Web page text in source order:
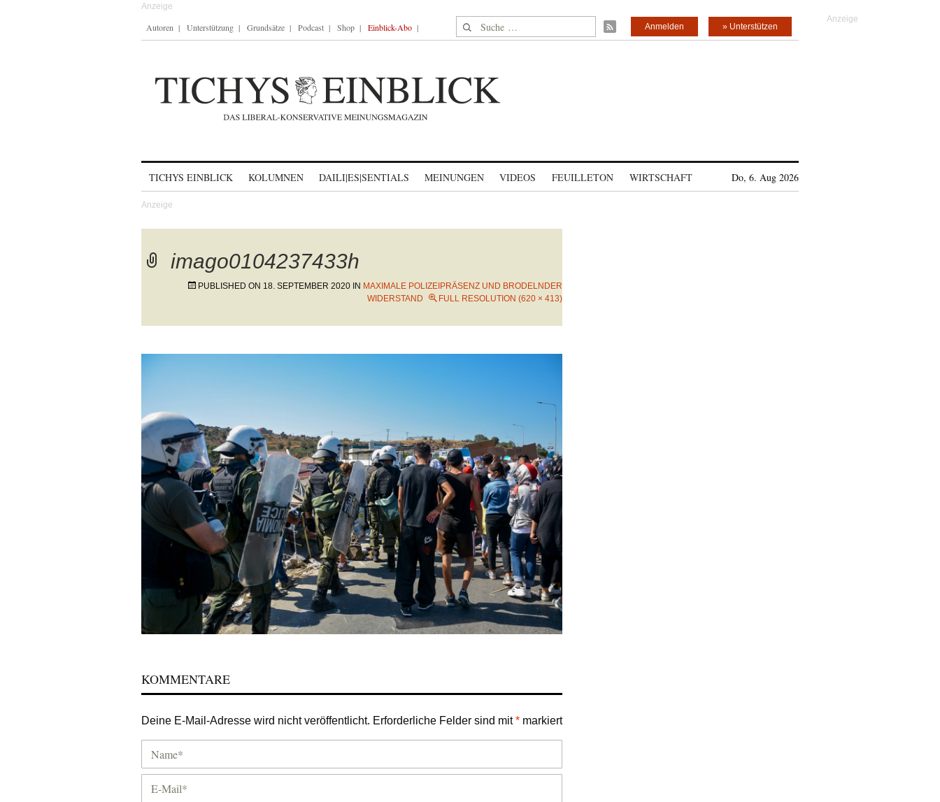
Autoren Unterstützung Grundsätze Podcast Shop Einblick-Abo Suche nach: » Unterstützen
Anmelden
TICHYS EINBLICK KOLUMNEN DAILI|ES|SENTIALS MEINUNGEN VIDEOS FEUILLETON WIRTSCHAFT Do, 6. Aug 2026
imago0104237433h
PUBLISHED ON 18. SEPTEMBER 2020 IN MAXIMALE POLIZEIPRÄSENZ UND BRODELNDER
WIDERSTAND
FULL RESOLUTION (620 × 413)
KOMMENTARE
Deine E-Mail-Adresse wird nicht veröffentlicht. Erforderliche Felder sind mit* markiert